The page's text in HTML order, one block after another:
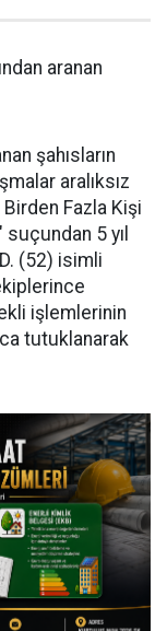
aranan
şahısların
aralıksız
Fazla Kişi
5 yıl
(52) isimli
işlemlerinin
tutuklanarak